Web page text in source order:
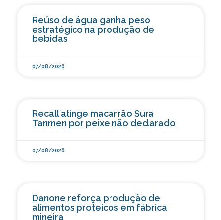
Reúso de água ganha peso
estratégico na produção de
bebidas
07/08/2026
Recall atinge macarrão Sura
Tanmen por peixe não declarado
07/08/2026
Danone reforça produção de
alimentos proteicos em fábrica
mineira